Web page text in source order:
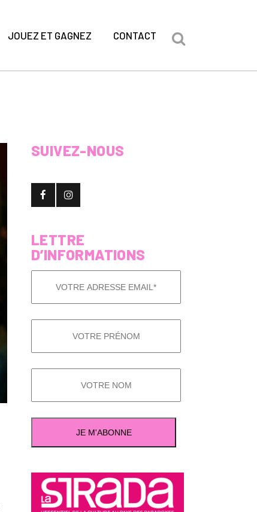
JOUEZ ET GAGNEZ CONTACT
SUIVEZ-NOUS
LETTRE
D’INFORMATIONS